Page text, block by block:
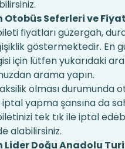
Otobüs Seferleri ve
fiyatları güzergah,
göstermektedir. En
için lütfen yukarıdaki
arama yapın.
olması durumunda
iptal yapma şansına da
tek tık ile iptal
alabilirsiniz.
Lider Doğu Anadolu